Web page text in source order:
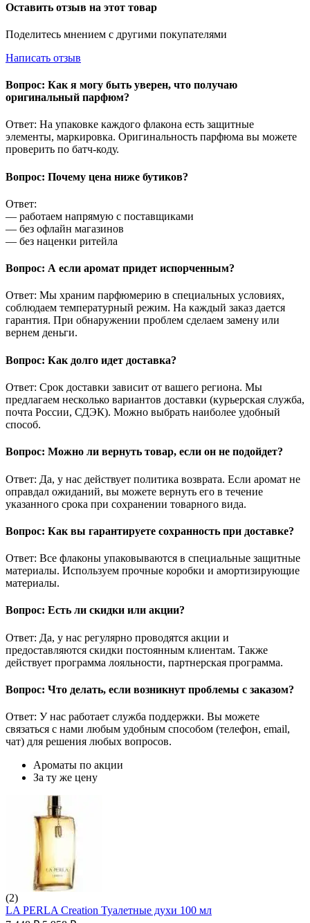
Оставить отзыв на этот товар
Поделитесь мнением с другими покупателями
Написать отзыв
Вопрос: Как я могу быть уверен, что получаю
оригинальный парфюм?
Ответ: На упаковке каждого флакона есть защитные
элементы, маркировка. Оригинальность парфюма вы можете
проверить по батч-коду.
Вопрос: Почему цена ниже бутиков?
Ответ:
— работаем напрямую с поставщиками
— без офлайн магазинов
— без наценки ритейла
Вопрос: А если аромат придет испорченным?
Ответ: Мы храним парфюмерию в специальных условиях,
соблюдаем температурный режим. На каждый заказ дается
гарантия. При обнаружении проблем сделаем замену или
вернем деньги.
Вопрос: Как долго идет доставка?
Ответ: Срок доставки зависит от вашего региона. Мы
предлагаем несколько вариантов доставки (курьерская служба,
почта России, СДЭК). Можно выбрать наиболее удобный
способ.
Вопрос: Можно ли вернуть товар, если он не подойдет?
Ответ: Да, у нас действует политика возврата. Если аромат не
оправдал ожиданий, вы можете вернуть его в течение
указанного срока при сохранении товарного вида.
Вопрос: Как вы гарантируете сохранность при доставке?
Ответ: Все флаконы упаковываются в специальные защитные
материалы. Используем прочные коробки и амортизирующие
материалы.
Вопрос: Есть ли скидки или акции?
Ответ: Да, у нас регулярно проводятся акции и
предоставляются скидки постоянным клиентам. Также
действует программа лояльности, партнерская программа.
Вопрос: Что делать, если возникнут проблемы с заказом?
Ответ: У нас работает служба поддержки. Вы можете
связаться с нами любым удобным способом (телефон, email,
чат) для решения любых вопросов.
Ароматы по акции
За ту же цену
(2)
LA PERLA Creation Туалетные духи 100 мл